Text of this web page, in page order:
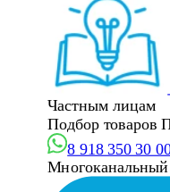
Частным лицам
Подбор товаров
8 918 350 30
Многоканальный